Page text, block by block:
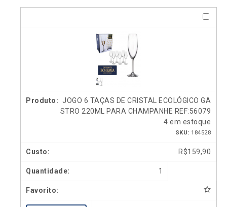
JOGO 6 TAÇAS DE CRISTAL ECOLÓGICO GA
STRO 220ML PARA CHAMPANHE REF:56079
4 em estoque
SKU: 184528
R$159,90
1